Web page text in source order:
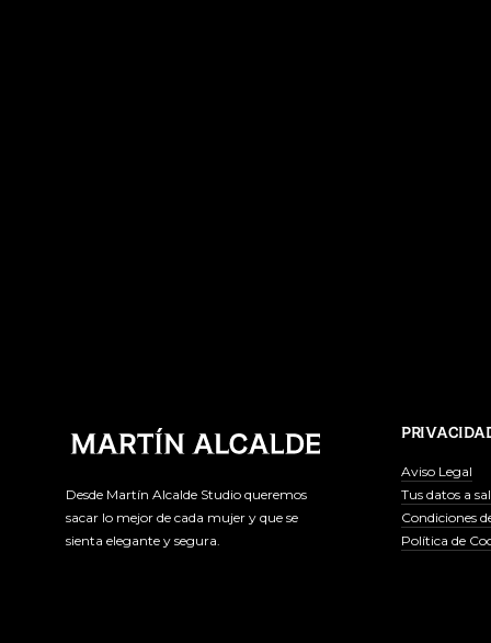
Desde Martín Alcalde Studio queremos
sacar lo mejor de cada mujer y que se
sienta elegante y segura.
Aviso Legal
Tus datos a
Condiciones
Política de